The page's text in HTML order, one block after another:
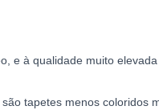
e à qualidade muito
tapetes menos coloridos